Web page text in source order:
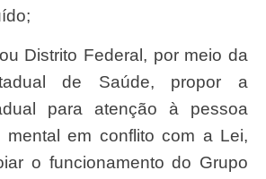
de Saúde, propor a
para atenção à pessoa
mental em conflito com a Lei,
o funcionamento do Grupo